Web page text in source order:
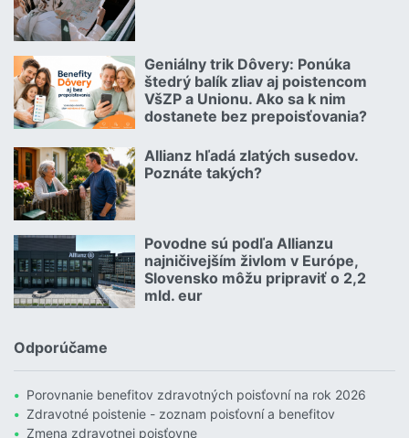
Geniálny trik Dôvery: Ponúka
štedrý balík zliav aj poistencom
VšZP a Unionu. Ako sa k nim
dostanete bez prepoisťovania?
06.07.2026 | | redakcia
Allianz hľadá zlatých susedov.
Poznáte takých?
08.07.2026 |
Povodne sú podľa Allianzu
najničivejším živlom v Európe,
Slovensko môžu pripraviť o 2,2
mld. eur
23.07.2026 |
Odporúčame
Porovnanie benefitov zdravotných poisťovní na rok 2026
Zdravotné poistenie - zoznam poisťovní a benefitov
Zmena zdravotnej poisťovne